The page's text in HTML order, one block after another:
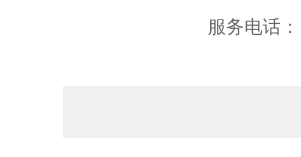
服务电话：